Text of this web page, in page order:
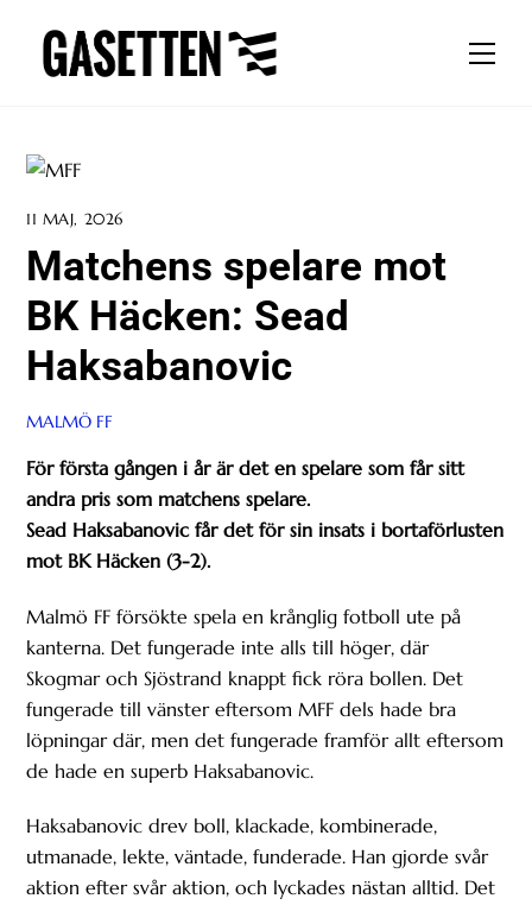
content
11 MAJ, 2026
Matchens spelare mot
BK Häcken: Sead
Haksabanovic
MALMÖ FF
För första gången i år är det en spelare som får sitt
andra pris som matchens spelare.
Sead Haksabanovic får det för sin insats i bortaförlusten
mot BK Häcken (3-2).
Malmö FF försökte spela en krånglig fotboll ute på
kanterna. Det fungerade inte alls till höger, där
Skogmar och Sjöstrand knappt fick röra bollen. Det
fungerade till vänster eftersom MFF dels hade bra
löpningar där, men det fungerade framför allt eftersom
de hade en superb Haksabanovic.
Haksabanovic drev boll, klackade, kombinerade,
utmanade, lekte, väntade, funderade. Han gjorde svår
aktion efter svår aktion, och lyckades nästan alltid. Det